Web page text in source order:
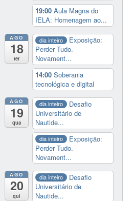
19:00Aula Magna do
IELA: Homenagem ao...
AGO
18
ter
dia inteiro
Exposição:
Perder Tudo.
Novament...
14:00Soberania
tecnológica e digital
AGO
19
qua
dia inteiro
Desafio
Universitário de
Nautide...
dia inteiro
Exposição:
Perder Tudo.
Novament...
AGO
20
qui
dia inteiro
Desafio
Universitário de
Nautide...